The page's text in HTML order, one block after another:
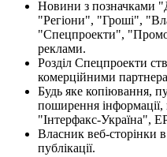
Новини з позначками
"Регіони", "Гроші",
"Спецпроекти",
реклами.
Розділ Спецпроекти
комерційними
Будь яке копіювання,
поширення
"Інтерфакс-Україна",
Власник веб-сторінки
публікації.